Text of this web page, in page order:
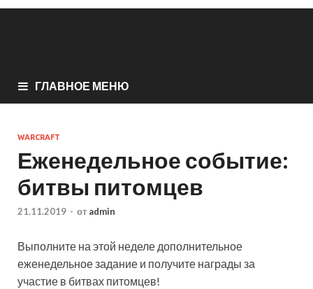
ГЛАВНОЕ МЕНЮ
WARCRAFT
Еженедельное событие:
битвы питомцев
21.11.2019 - от admin
Выполните на этой неделе дополнительное
еженедельное задание и получите награды за
участие в битвах питомцев!